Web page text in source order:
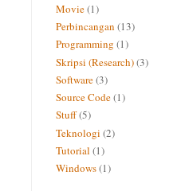
Movie(1)
Perbincangan (13)
Programming (1)
Skripsi (Research)(3)
Software(3)
Source Code(1)
Stuff(5)
Teknologi (2)
Tutorial (1)
Windows(1)